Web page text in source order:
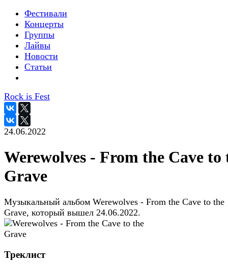
Фестивали
Концерты
Группы
Лайвы
Новости
Статьи
Rock is Fest
24.06.2022
Werewolves - From the Cave to
Grave
Музыкальный альбом Werewolves - From the Cave to the
Grave, который вышел 24.06.2022.
Треклист